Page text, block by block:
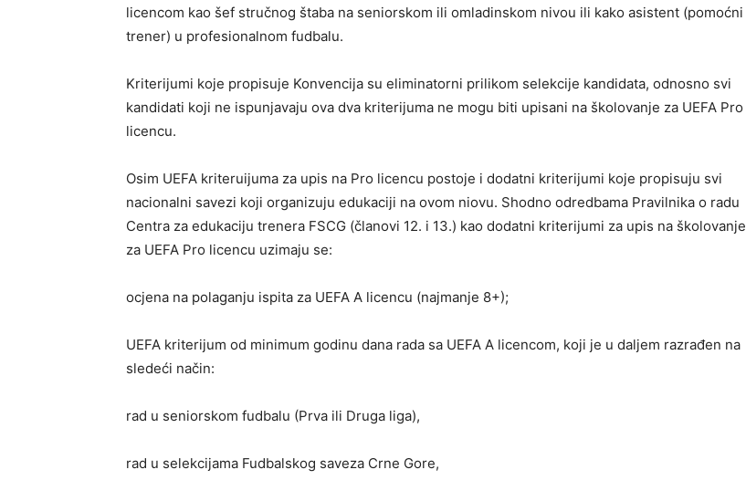
licencom kao šef stručnog štaba na seniorskom ili omladinskom nivou ili kako asistent (pomoćni
trener) u profesionalnom fudbalu.
Kriterijumi koje propisuje Konvencija su eliminatorni prilikom selekcije kandidata, odnosno svi
kandidati koji ne ispunjavaju ova dva kriterijuma ne mogu biti upisani na školovanje za UEFA Pro
licencu.
Osim UEFA kriteruijuma za upis na Pro licencu postoje i dodatni kriterijumi koje propisuju svi
nacionalni savezi koji organizuju edukaciji na ovom niovu. Shodno odredbama Pravilnika o radu
Centra za edukaciju trenera FSCG (članovi 12. i 13.) kao dodatni kriterijumi za upis na školovanje
za UEFA Pro licencu uzimaju se:
ocjena na polaganju ispita za UEFA A licencu (najmanje 8+);
UEFA kriterijum od minimum godinu dana rada sa UEFA A licencom, koji je u daljem razrađen na
sledeći način:
rad u seniorskom fudbalu (Prva ili Druga liga),
rad u selekcijama Fudbalskog saveza Crne Gore,